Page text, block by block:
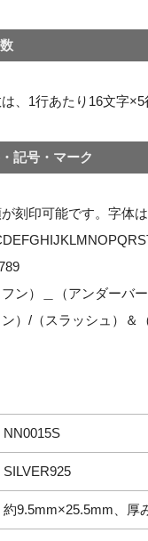
、1行あたり16文字×5
記号・マーク
刻印可能です。字体
フン）＿（アンダーバ
）/（スラッシュ）＆
NN0015S
SILVER925
約9.5mm×25.5mm、厚